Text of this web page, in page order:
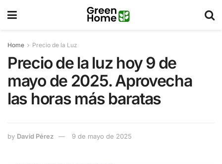
Home Precio de la Luz
Precio de la luz hoy 9 de
mayo de 2025. Aprovecha
las horas más baratas
by David Pérez 9 de mayo de 2025